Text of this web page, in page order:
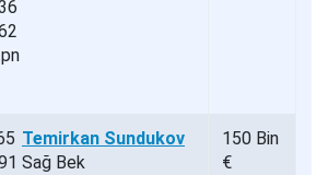
Temirkan Sundukov
Sağ Bek
150 Bin
€